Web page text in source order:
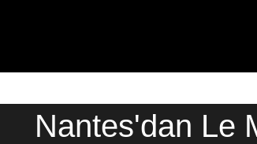
Nantes'dan Le